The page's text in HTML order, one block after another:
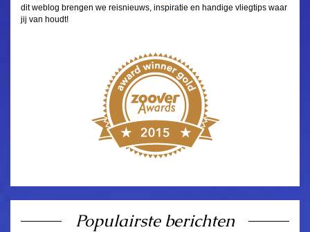
dit weblog brengen we reisnieuws, inspiratie en handige vliegtips waar
jij van houdt!
Populairste berichten